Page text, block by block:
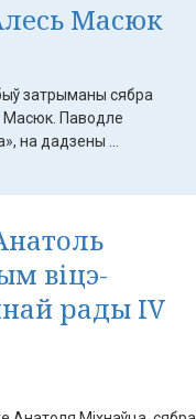
Масюк
затрыманы сябра
Масюк. Паводле
на дадзены ...
віцэ-
рады IV